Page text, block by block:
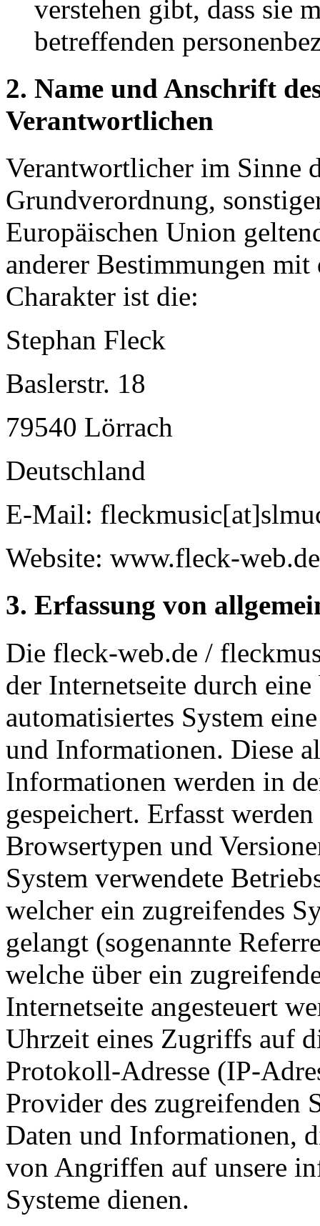
verstehen gibt, dass sie
betreffenden
2. Name und Anschrift
Verantwortlichen
Verantwortlicher im Sinne
Grundverordnung,
Europäischen Union
anderer Bestimmungen
Charakter ist die:
Stephan Fleck
Baslerstr. 18
79540 Lörrach
Deutschland
E-Mail:
Website: www.fleck-
3. Erfassung von
Die fleck-web.de /
der Internetseite durch
automatisiertes System
und Informationen. Diese
Informationen werden in
gespeichert. Erfasst
Browsertypen und
System verwendete
welcher ein zugreifendes
gelangt (sogenannte
welche über ein
Internetseite angesteuert
Uhrzeit eines Zugriffs auf
Protokoll-Adresse (IP-
Provider des zugreifenden
Daten und Informationen,
von Angriffen auf unsere
Systeme dienen.